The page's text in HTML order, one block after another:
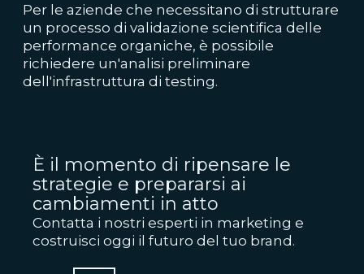
Per le aziende che necessitano di strutturare
un processo di validazione scientifica delle
performance organiche, è possibile
richiedere un'analisi preliminare
dell'infrastruttura di testing.
È il momento di ripensare le
strategie e prepararsi ai
cambiamenti in atto
Contatta i nostri esperti in marketing e
costruisci oggi il futuro del tuo brand.